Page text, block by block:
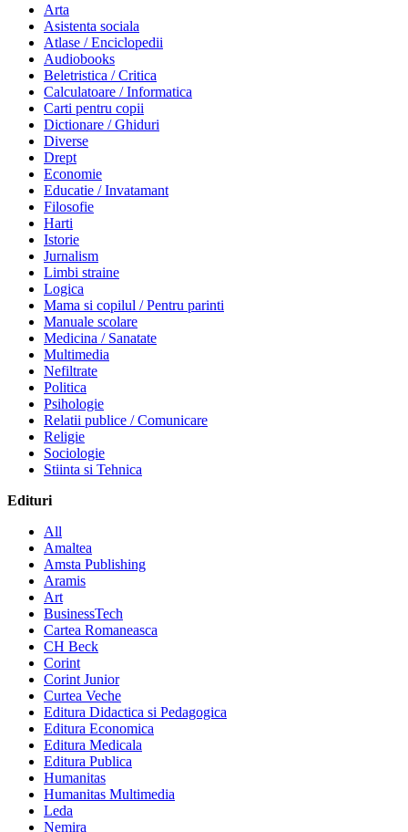
Arta
Asistenta sociala
Atlase / Enciclopedii
Audiobooks
Beletristica / Critica
Calculatoare / Informatica
Carti pentru copii
Dictionare / Ghiduri
Diverse
Drept
Economie
Educatie / Invatamant
Filosofie
Harti
Istorie
Jurnalism
Limbi straine
Logica
Mama si copilul / Pentru parinti
Manuale scolare
Medicina / Sanatate
Multimedia
Nefiltrate
Politica
Psihologie
Relatii publice / Comunicare
Religie
Sociologie
Stiinta si Tehnica
Edituri
All
Amaltea
Amsta Publishing
Aramis
Art
BusinessTech
Cartea Romaneasca
CH Beck
Corint
Corint Junior
Curtea Veche
Editura Didactica si Pedagogica
Editura Economica
Editura Medicala
Editura Publica
Humanitas
Humanitas Multimedia
Leda
Nemira